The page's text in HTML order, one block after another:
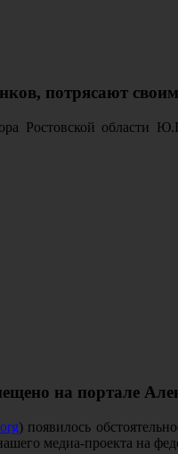
потрясают
Ростовской области
на портале
) появилось
медиа-проекта на